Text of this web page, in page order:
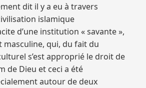
dit il y a eu à travers
islamique
d’une institution « savante »,
masculine, qui, du fait du
s’est approprié le droit de
de Dieu et ceci a été
autour de deux